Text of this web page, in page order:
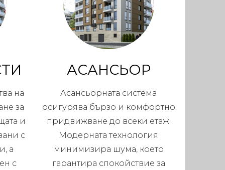
на
за
и
с
а
с
АСАНСЬОР
Асансьорната система
осигурява бързо и комфортно
придвижване до всеки етаж.
Модерната технология
минимизира шума, което
гарантира спокойствие за